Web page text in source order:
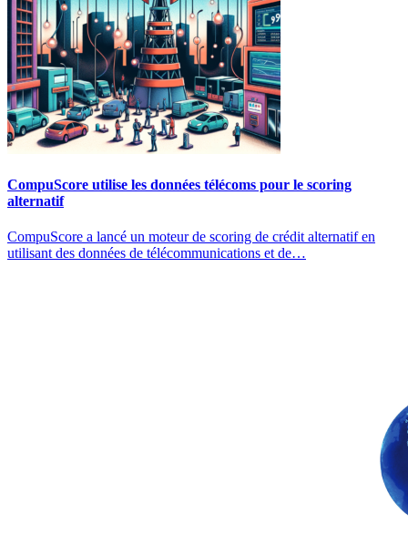
CompuScore utilise les données télécoms pour le scoring
alternatif
CompuScore a lancé un moteur de scoring de crédit alternatif en
utilisant des données de télécommunications et de…